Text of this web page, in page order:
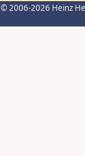
© 2006-2026 Heinz